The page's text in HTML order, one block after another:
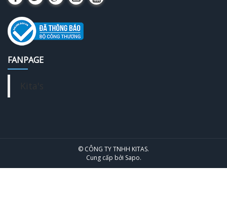
FANPAGE
© CÔNG TY TNHH KITAS.
Cung cấp bởi Sapo.